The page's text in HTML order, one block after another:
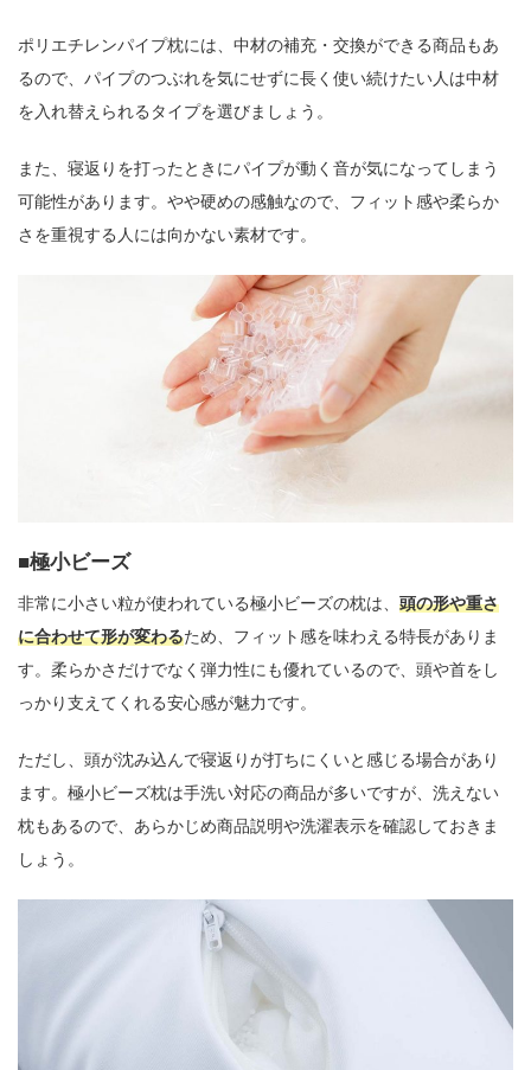
ポリエチレンパイプ枕には、中材の補充・交換ができる商品もあ
るので、パイプのつぶれを気にせずに長く使い続けたい人は中材
を入れ替えられるタイプを選びましょう。
また、寝返りを打ったときにパイプが動く音が気になってしまう
可能性があります。やや硬めの感触なので、フィット感や柔らか
さを重視する人には向かない素材です。
極小ビーズ
非常に小さい粒が使われている極小ビーズの枕は、 頭の形や重さ
に合わせて形が変わるため、フィット感を味わえる特長がありま
す。柔らかさだけでなく弾力性にも優れているので、頭や首をし
っかり支えてくれる安心感が魅力です。
ただし、頭が沈み込んで寝返りが打ちにくいと感じる場合があり
ます。極小ビーズ枕は手洗い対応の商品が多いですが、洗えない
枕もあるので、あらかじめ商品説明や洗濯表示を確認しておきま
しょう。